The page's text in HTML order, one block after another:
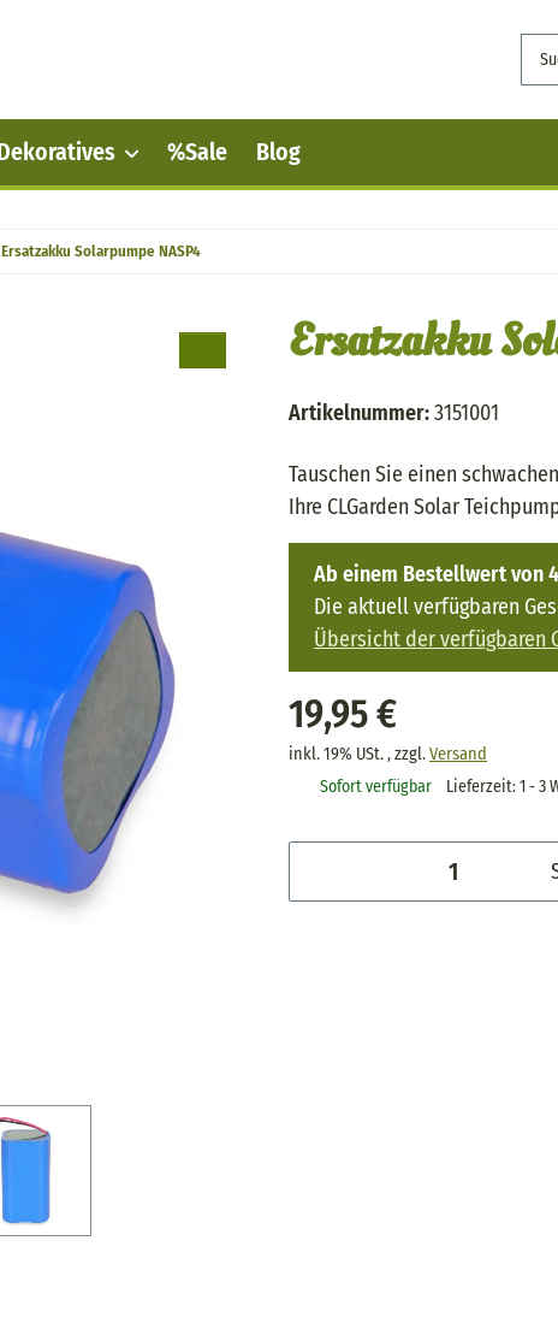
%Sale Blog
Ersatzakku Solarpumpe NASP4
Ersatzakku
Artikelnummer:3151001
Tauschen Sie einen
Ihre CLGarden Solar
Ab einem Bestellwert von
Die aktuell verfügbaren
Übersicht der verfügbaren
19,95 €
inkl. 19% USt. , zzgl.Versand
Sofort verfügbar
Lieferzeit:1 - 3